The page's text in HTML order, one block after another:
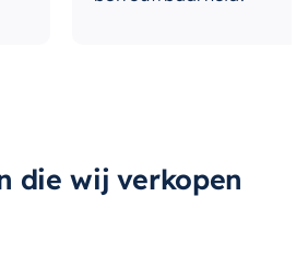
die wij verkopen